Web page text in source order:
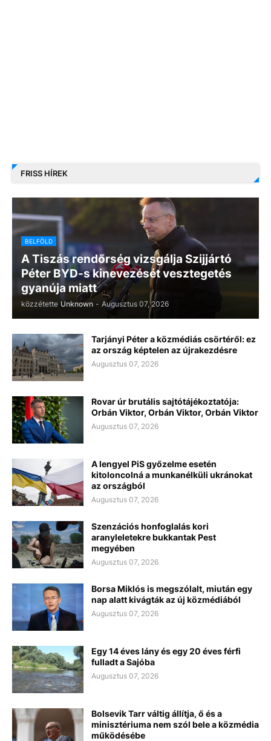
FRISS HÍREK
BELFÖLD
A Tiszás rendőrség vizsgálja Szijjártó
Péter BYD-s kinevezését vesztegetés
gyanúja miatt
közzétette Unknown - Augusztus 07, 2026
Tarjányi Péter a közmédiás csörtéről: ez
az ország képtelen az újrakezdésre
Augusztus 07, 2026
Rovar úr brutális sajtótájékoztatója:
Orbán Viktor, Orbán Viktor, Orbán Viktor
Augusztus 07, 2026
A lengyel PiS győzelme esetén
kitoloncolná a munkanélküli ukránokat
az országból
Augusztus 07, 2026
Szenzációs honfoglalás kori
aranyleletekre bukkantak Pest
megyében
Augusztus 07, 2026
Borsa Miklós is megszólalt, miután egy
nap alatt kivágták az új közmédiából
Augusztus 07, 2026
Egy 14 éves lány és egy 20 éves férfi
fulladt a Sajóba
Augusztus 07, 2026
Bolsevik Tarr váltig állítja, ő és a
minisztériuma nem szól bele a közmédia
működésébe